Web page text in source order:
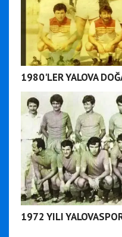
1980'LER YALOVA
1972 YILI